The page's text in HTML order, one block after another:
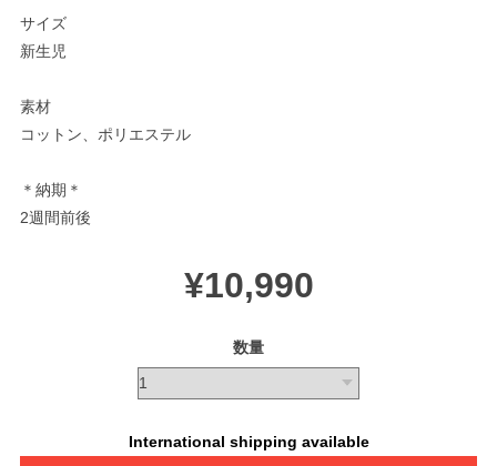
サイズ
新生児
素材
コットン、ポリエステル
＊納期＊
2週間前後
¥10,990
数量
International shipping available